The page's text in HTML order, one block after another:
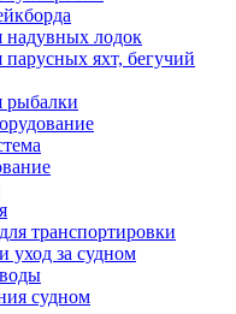
надувных лодок
яхт, бегучий
рыбалки
транспортировки
уход за судном
судном